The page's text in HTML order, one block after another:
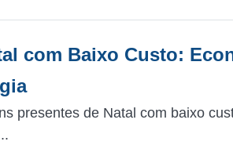
com Baixo Custo:
presentes de Natal com baixo